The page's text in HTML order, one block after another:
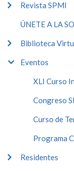
Revista SPMI
ÚNETE A LA
Biblioteca
Eventos
XLI Curso
Congreso
Curso de
Programa
Residentes